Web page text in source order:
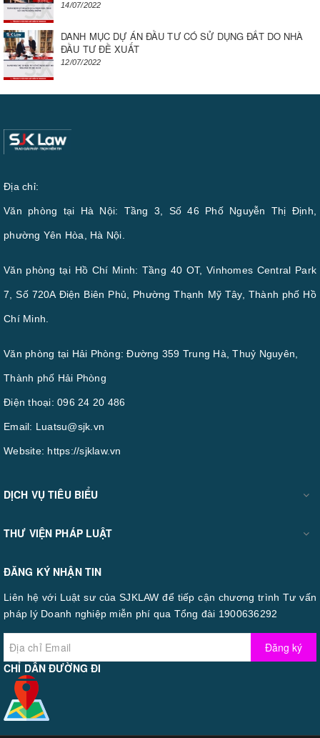
14/07/2022
DANH MỤC DỰ ÁN ĐẦU TƯ CÓ SỬ DỤNG ĐẤT DO NHÀ
ĐẦU TƯ ĐỀ XUẤT
12/07/2022
Địa chỉ:
Văn phòng tại Hà Nội: Tầng 3, Số 46 Phố Nguyễn Thị Định,
phường Yên Hòa, Hà Nội.
Văn phòng tại Hồ Chí Minh: Tầng 40 OT, Vinhomes Central Park
7, Số 720A Điện Biên Phủ, Phường Thạnh Mỹ Tây, Thành phố Hồ
Chí Minh.
Văn phòng tại Hải Phòng: Đường 359 Trung Hà, Thuỷ Nguyên,
Thành phố Hải Phòng
Điện thoại: 096 24 20 486
Email: Luatsu@sjk.vn
Website: https://sjklaw.vn
DỊCH VỤ TIÊU BIỂU
THƯ VIỆN PHÁP LUẬT
ĐĂNG KÝ NHẬN TIN
Liên hệ với Luật sư của SJKLAW để tiếp cận chương trình Tư vấn
pháp lý Doanh nghiệp miễn phí qua Tổng đài 1900636292
Đăng ký
CHỈ DẪN ĐƯỜNG ĐI